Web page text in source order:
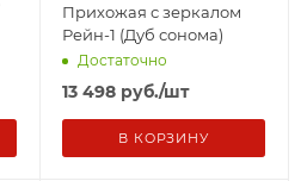
Прихожая с зеркалом
Рейн-1 (Дуб сонома)
Достаточно
13 498 руб./шт
В КОРЗИНУ